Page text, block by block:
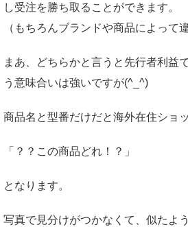
し受注を勝ち取ることができます。
（もちろんブランドや商品によって
まあ、どちらかと言うと先行者利益
う意味合いは強いですが(^_^)
商品名と型番だけだと海外在住ショ
「？？この商品どれ！？」
となります。
写真で見分けがつかなくて、似たよ